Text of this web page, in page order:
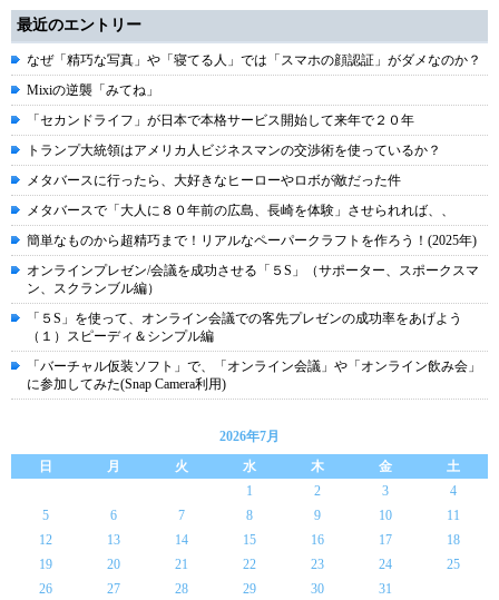
最近のエントリー
なぜ「精巧な写真」や「寝てる人」では「スマホの顔認証」がダメなのか？
Mixiの逆襲「みてね」
「セカンドライフ」が日本で本格サービス開始して来年で２０年
トランプ大統領はアメリカ人ビジネスマンの交渉術を使っているか？
メタバースに行ったら、大好きなヒーローやロボが敵だった件
メタバースで「大人に８０年前の広島、長崎を体験」させられれば、、
簡単なものから超精巧まで！リアルなペーパークラフトを作ろう！(2025年)
オンラインプレゼン/会議を成功させる「５S」（サポーター、スポークスマ
ン、スクランブル編）
「５S」を使って、オンライン会議での客先プレゼンの成功率をあげよう
（１）スピーディ＆シンプル編
「バーチャル仮装ソフト」で、「オンライン会議」や「オンライン飲み会」
に参加してみた(Snap Camera利用)
2026年7月
日
月 火 水 木 金
土
1
2 3
4
5
6 7 8 9 10
11
12
13 14 15 16 17
18
19
20 21 22 23 24
25
26
27 28 29 30 31